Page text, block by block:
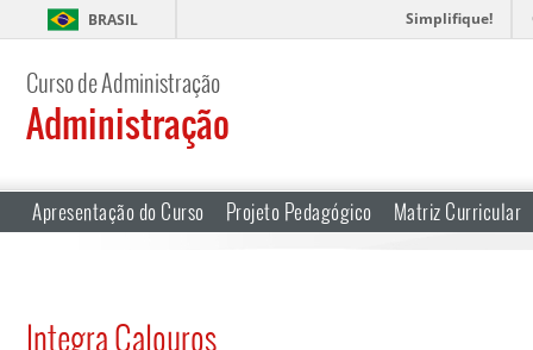
BRASIL Simplifique!
Curso de Administração
Administração
Apresentação do Curso Projeto Pedagógico Matriz Curricular
Integra Calouros